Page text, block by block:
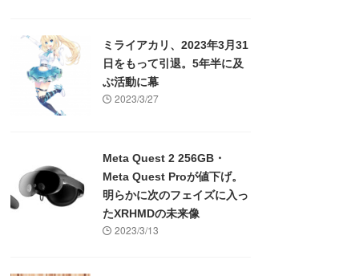
ミライアカリ、2023年3月31
日をもって引退。5年半に及
ぶ活動に幕
2023/3/27
Meta Quest 2 256GB・
Meta Quest Proが値下げ。
明らかに次のフェイズに入っ
たXRHMDの未来像
2023/3/13